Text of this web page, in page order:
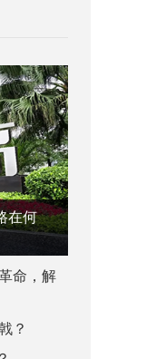
在何
命，解
？